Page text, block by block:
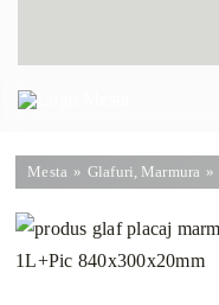
Mesta Glafuri Marmura